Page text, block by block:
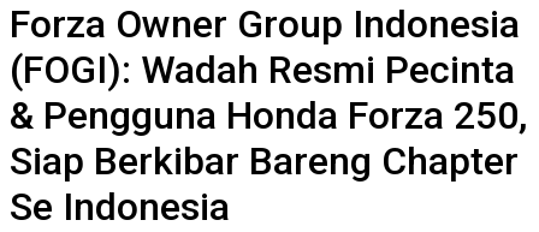
Forza Owner Group Indonesia
(FOGI): Wadah Resmi Pecinta
& Pengguna Honda Forza 250,
Siap Berkibar Bareng Chapter
Se Indonesia